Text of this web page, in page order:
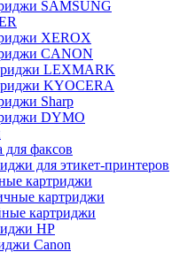
SAMSUNG
XEROX
CANON
LEXMARK
KYOCERA
Sharp
DYMO
для факсов
для этикет-принтеров
картриджи
картриджи
картриджи
HP
Canon